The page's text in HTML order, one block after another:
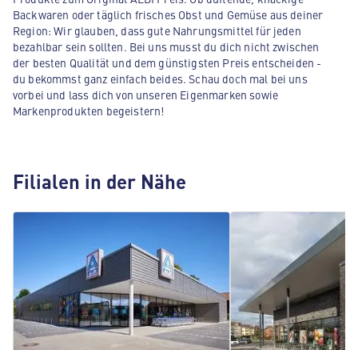
Backwaren oder täglich frisches Obst und Gemüse aus deiner
Region: Wir glauben, dass gute Nahrungsmittel für jeden
bezahlbar sein sollten. Bei uns musst du dich nicht zwischen
der besten Qualität und dem günstigsten Preis entscheiden -
du bekommst ganz einfach beides. Schau doch mal bei uns
vorbei und lass dich von unseren Eigenmarken sowie
Markenprodukten begeistern!
Filialen in der Nähe